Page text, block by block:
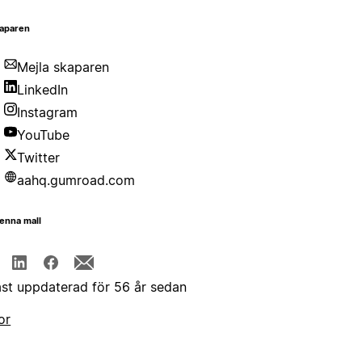
Mejla skaparen
LinkedIn
Instagram
YouTube
Twitter
aahq.gumroad.com
mall
uppdaterad för 56 år sedan